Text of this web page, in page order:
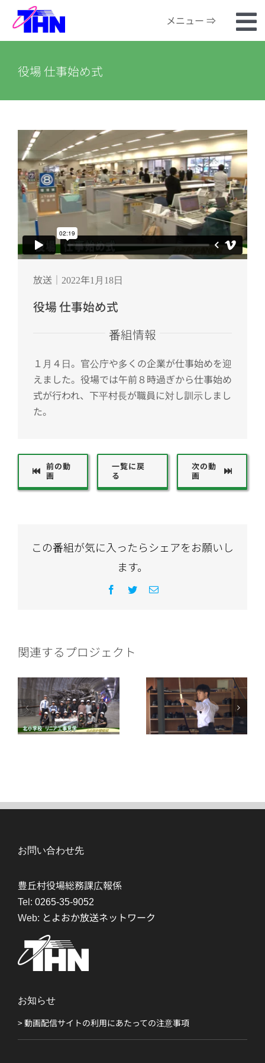
Skip
content
メニュー ⇒
河川カメラ
お知らせ
役場 仕事始め式
放送｜2022年1月18日
役場 仕事始め式
番組情報
１月４日。官公庁や多くの企業が仕事始めを迎
えました。役場では午前８時過ぎから仕事始め
式が行われ、下平村長が職員に対し訓示しまし
た。
前の動
画
一覧に戻
る
次の動
画
この番組が気に入ったらシェアをお願いし
ます。
Facebook
Twitter電
関連するプロジェクト
お知らせ
> 動画配信サイトの利用にあたっての注意事項
お問い合わせ先
豊丘村役場総務課広報係
Tel: 0265-35-9052
Web: とよおか放送ネットワーク